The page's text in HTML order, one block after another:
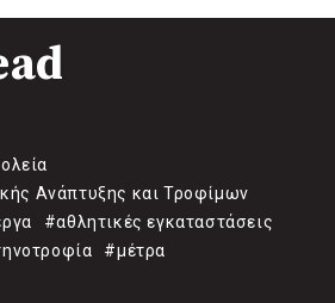
Ανάπτυξης και Τροφίμων
#αθλητικές εγκαταστάσεις
#μέτρα